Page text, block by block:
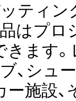
ティ
はプロ
ます
、シュー
施設、